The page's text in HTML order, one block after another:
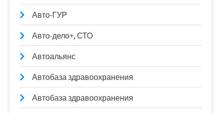
Авто-ГУР
Авто-дело+, СТО
Автоальянс
Автобаза здравоохранения
Автобаза здравоохранения